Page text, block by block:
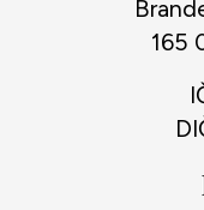
165